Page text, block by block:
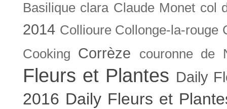
Basilique clara Claude Monet col
2014 Collioure Collonge-la-rouge
Cooking
Corrèze couronne de
Fleurs et Plantes Daily
2016 Daily Fleurs et